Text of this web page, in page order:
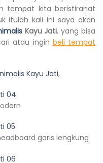
tempat kita beristirahat
itulah kali ini saya akan
Kayu Jati, yang bisa
atau ingin beli tempat
Kayu Jati,
garis lengkung